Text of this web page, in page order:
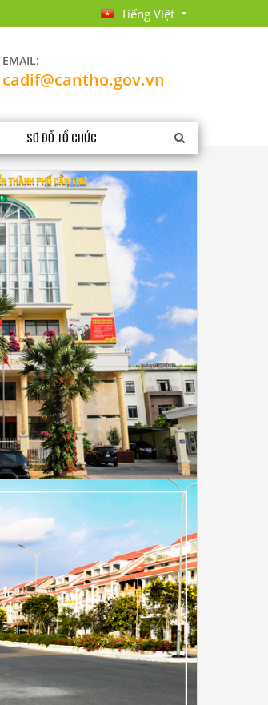
Tiếng Việt
EMAIL:
cadif@cantho.gov.vn
SƠ ĐỒ TỔ CHỨC